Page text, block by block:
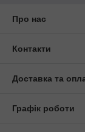
Про нас
Контакти
Доставка та
Графік роботи